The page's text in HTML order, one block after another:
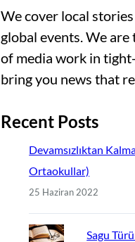
We cover local
global events. We
of media work in
bring you news that
Recent Posts
Devamsızlıktan
Ortaokullar)
25 Haziran 2022
Sagu